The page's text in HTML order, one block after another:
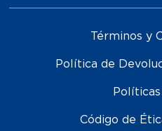
Términos y
Política de
Código de